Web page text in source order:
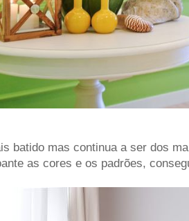
batido mas continua a ser dos
as cores e os padrões,